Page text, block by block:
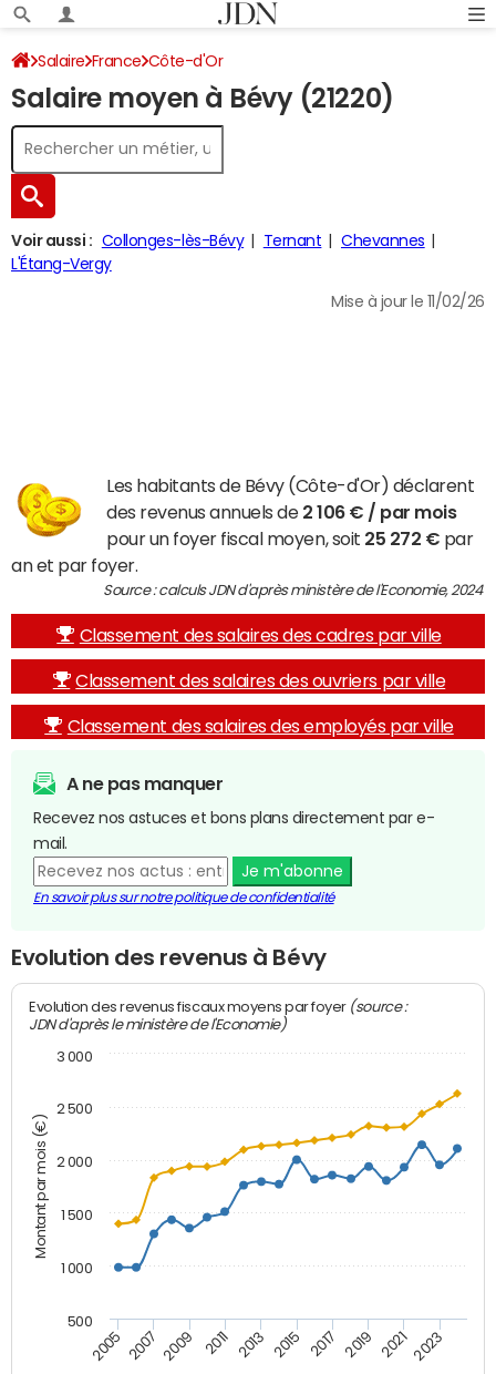
Salaire France Côte-d'Or
Salaire moyen à Bévy (21220)
Voir aussi : Collonges-lès-Bévy Ternant
Chevannes
L'Étang-Vergy
Mise à jour le 11/02/26
Les habitants de Bévy (Côte-d'Or) déclarent
des revenus annuels de 2 106 € / par mois
pour un foyer fiscal moyen, soit 25 272 € par
an et par foyer.
Source : calculs JDN d'après ministère de l'Economie, 2024
Classement des salaires des cadres par ville
Classement des salaires des ouvriers par ville
Classement des salaires des employés par ville
A ne pas manquer
Recevez nos astuces et bons plans directement par e-
mail.
Je m'abonne
En savoir plus sur notre politique de confidentialité
Evolution des revenus à Bévy
Montant par mois (€)
Evolution des revenus fiscaux moyens par foyer (source :
JDN d'après le ministère de l'Economie)
2005 2007 2009 2011 2013 2015 2017 2019 2021 2023
500
1 000
1 500
2 000
2 500
3 000